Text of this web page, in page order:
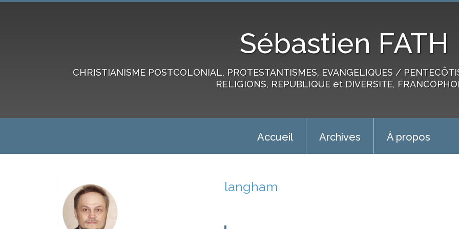
Sébastien FATH
CHRISTIANISME POSTCOLONIAL, PROTESTANTISMES, EVANGELIQUES /
RELIGIONS, REPUBLIQUE et DIVERSITE,
Accueil Archives À propos
langham